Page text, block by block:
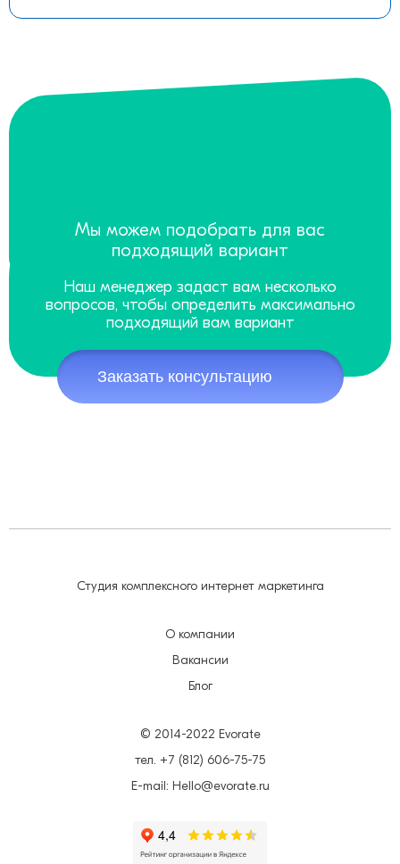
Мы можем подобрать для вас
подходящий вариант
Наш менеджер задаст вам несколько
вопросов, чтобы определить максимально
подходящий вам вариант
Заказать консультацию
Студия комплексного интернет маркетинга
О компании
Вакансии
Блог
© 2014-2022 Evorate
тел. +7 (812) 606-75-75
E-mail: Hello@evorate.ru